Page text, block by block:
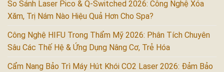
So Sánh Laser Pico & Q-Switched 2026: Công Nghệ Xóa
Xăm, Trị Nám Nào Hiệu Quả Hơn Cho Spa?
Công Nghệ HIFU Trong Thẩm Mỹ 2026: Phân Tích Chuyên
Sâu Các Thế Hệ & Ứng Dụng Nâng Cơ, Trẻ Hóa
Cẩm Nang Bảo Trì Máy Hút Khói CO2 Laser 2026: Đảm Bảo